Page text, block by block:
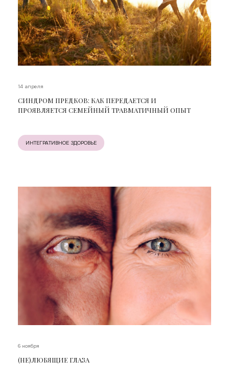
14 апреля
СИНДРОМ ПРЕДКОВ: КАК ПЕРЕДАЕТСЯ И
ПРОЯВЛЯЕТСЯ СЕМЕЙНЫЙ ТРАВМАТИЧНЫЙ ОПЫТ
ИНТЕГРАТИВНОЕ ЗДОРОВЬЕ
6 ноября
(НЕ)ЛЮБЯЩИЕ ГЛАЗА